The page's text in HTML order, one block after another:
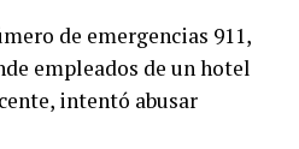
de emergencias 911,
empleados de un hotel
intentó abusar